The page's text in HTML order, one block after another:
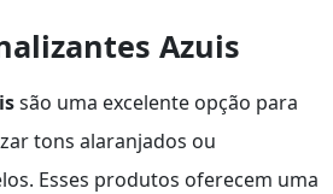
Azuis
são uma excelente opção para
tons alaranjados ou
Esses produtos oferecem uma